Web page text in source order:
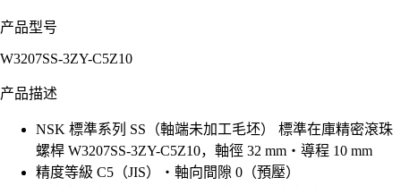
产品型号
W3207SS-3ZY-C5Z10
产品描述
NSK 標準系列 SS（軸端未加工毛坯） 標準在庫精密滾珠
螺桿 W3207SS-3ZY-C5Z10，軸徑 32 mm・導程 10 mm
精度等級 C5（JIS）・軸向間隙 0（預壓）